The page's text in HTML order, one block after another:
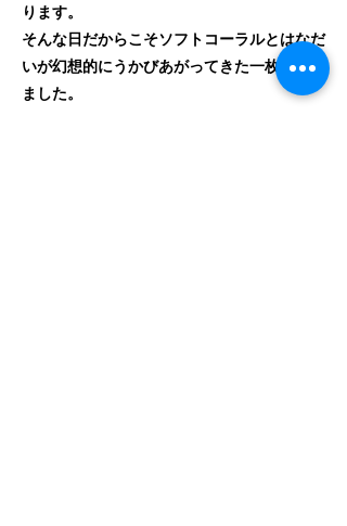
ります。
そんな日だからこそソフトコーラルとはなだ
いが幻想的にうかびあがってきた一枚が撮れ
ました。